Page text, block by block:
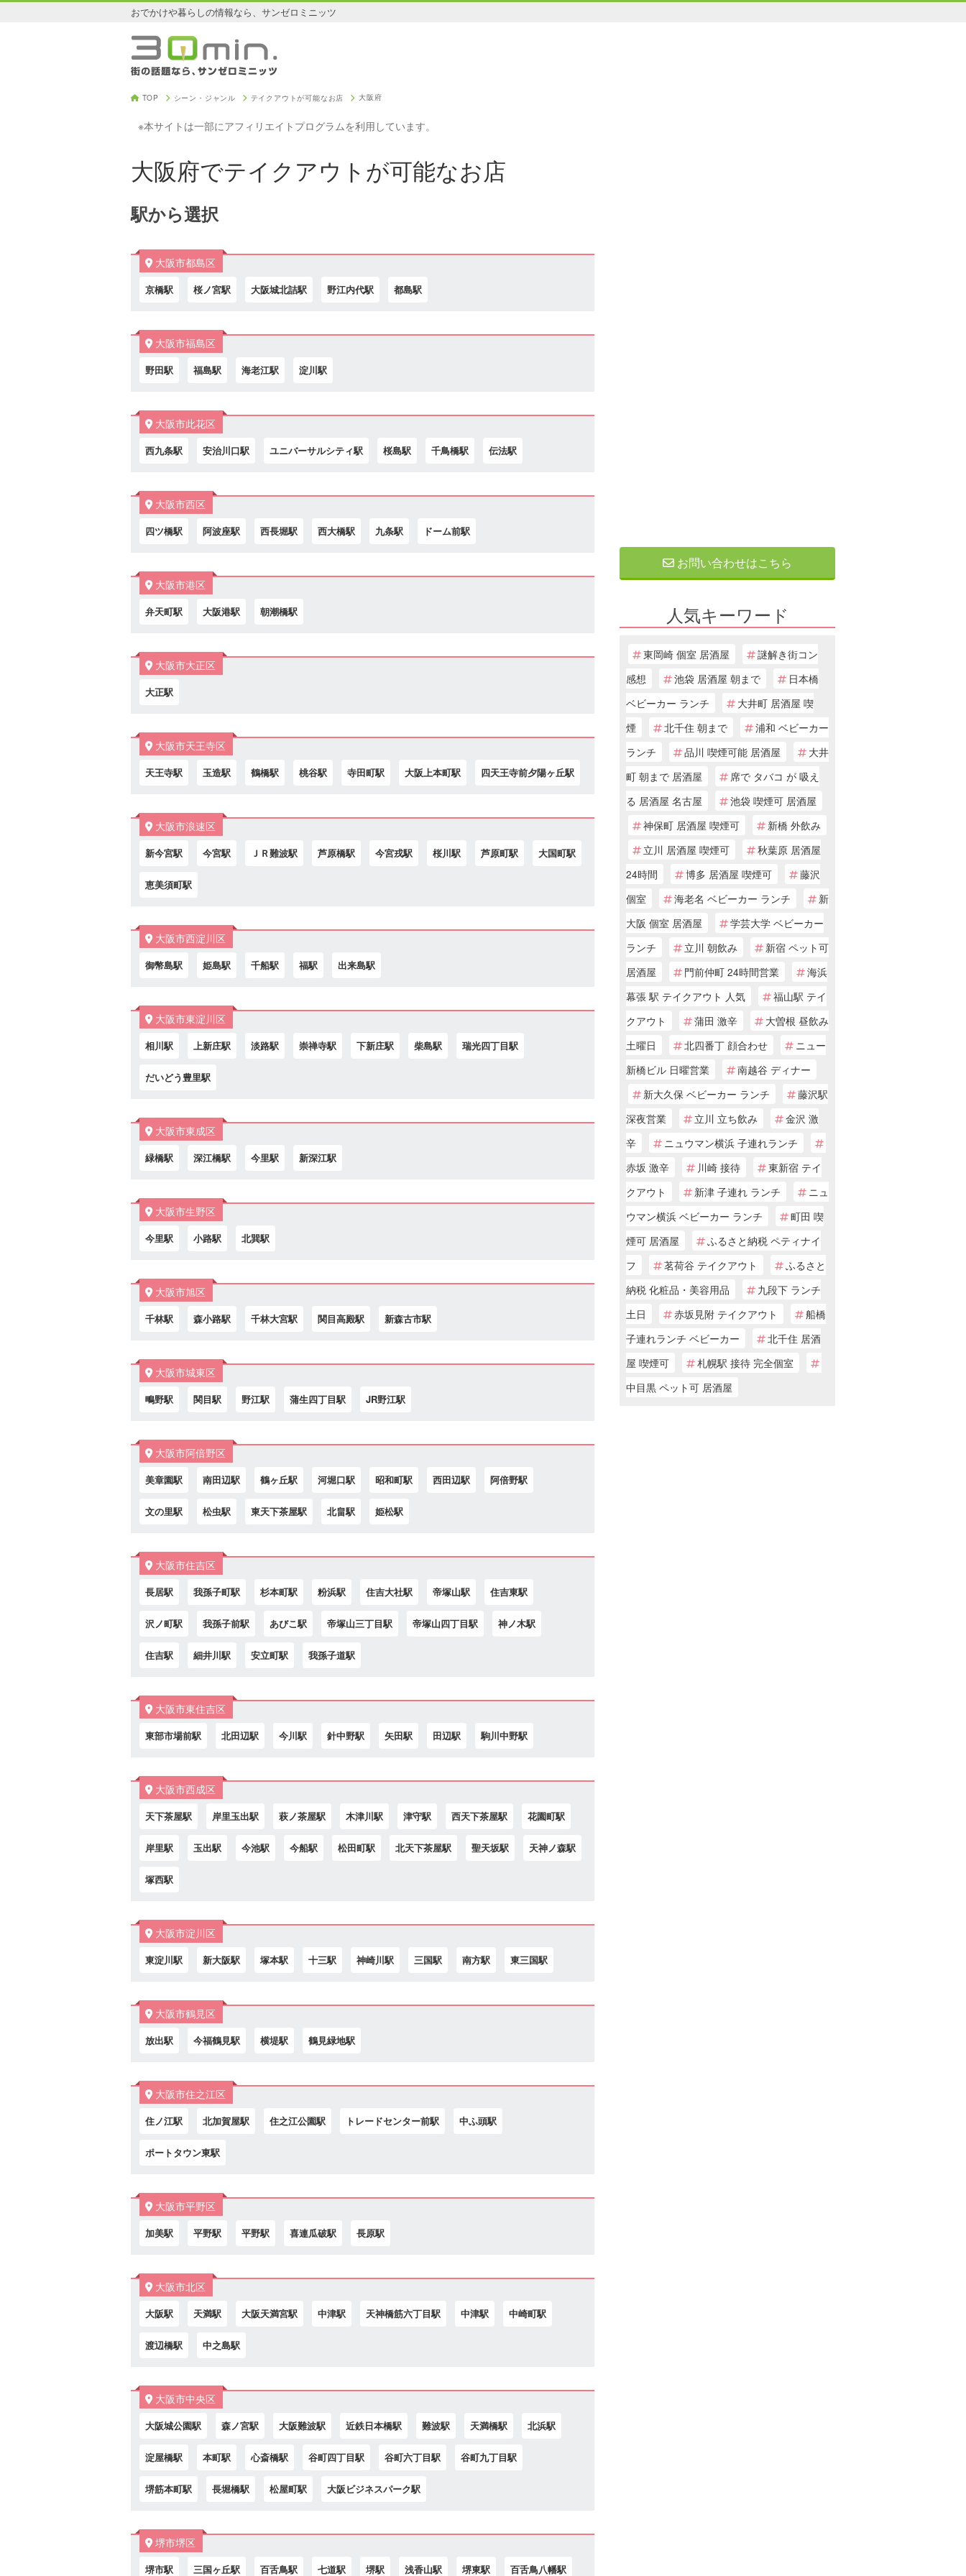
おでかけや暮らしの情報なら、サンゼロミニッツ
TOP シーン・ジャンル テイクアウトが可能なお店 大阪府
※本サイトは一部にアフィリエイトプログラムを利用しています。
大阪府でテイクアウトが可能なお店
駅から選択
大阪市都島区
京橋駅 桜ノ宮駅 大阪城北詰駅 野江内代駅 都島駅
大阪市福島区
野田駅 福島駅 海老江駅 淀川駅
大阪市此花区
西九条駅 安治川口駅 ユニバーサルシティ駅 桜島駅 千鳥橋駅 伝法駅
大阪市西区
四ツ橋駅 阿波座駅 西長堀駅 西大橋駅 九条駅 ドーム前駅
大阪市港区
弁天町駅 大阪港駅 朝潮橋駅
大阪市大正区
大正駅
大阪市天王寺区
天王寺駅 玉造駅 鶴橋駅 桃谷駅 寺田町駅 大阪上本町駅 四天王寺前夕陽ヶ丘駅
大阪市浪速区
新今宮駅 今宮駅 ＪＲ難波駅 芦原橋駅 今宮戎駅 桜川駅 芦原町駅 大国町駅
恵美須町駅
大阪市西淀川区
御幣島駅 姫島駅 千船駅 福駅 出来島駅
大阪市東淀川区
相川駅 上新庄駅 淡路駅 崇禅寺駅 下新庄駅 柴島駅 瑞光四丁目駅
だいどう豊里駅
大阪市東成区
緑橋駅 深江橋駅 今里駅 新深江駅
大阪市生野区
今里駅 小路駅 北巽駅
大阪市旭区
千林駅 森小路駅 千林大宮駅 関目高殿駅 新森古市駅
大阪市城東区
鴫野駅 関目駅 野江駅 蒲生四丁目駅 JR野江駅
大阪市阿倍野区
美章園駅 南田辺駅 鶴ヶ丘駅 河堀口駅 昭和町駅 西田辺駅 阿倍野駅
文の里駅 松虫駅 東天下茶屋駅 北畠駅 姫松駅
大阪市住吉区
長居駅 我孫子町駅 杉本町駅 粉浜駅 住吉大社駅 帝塚山駅 住吉東駅
沢ノ町駅 我孫子前駅 あびこ駅 帝塚山三丁目駅 帝塚山四丁目駅 神ノ木駅
住吉駅 細井川駅 安立町駅 我孫子道駅
大阪市東住吉区
東部市場前駅 北田辺駅 今川駅 針中野駅 矢田駅 田辺駅 駒川中野駅
大阪市西成区
天下茶屋駅 岸里玉出駅 萩ノ茶屋駅 木津川駅 津守駅 西天下茶屋駅 花園町駅
岸里駅 玉出駅 今池駅 今船駅 松田町駅 北天下茶屋駅 聖天坂駅 天神ノ森駅
塚西駅
大阪市淀川区
東淀川駅 新大阪駅 塚本駅 十三駅 神崎川駅 三国駅 南方駅 東三国駅
大阪市鶴見区
放出駅 今福鶴見駅 横堤駅 鶴見緑地駅
大阪市住之江区
住ノ江駅 北加賀屋駅 住之江公園駅 トレードセンター前駅 中ふ頭駅
ポートタウン東駅
大阪市平野区
加美駅 平野駅 平野駅 喜連瓜破駅 長原駅
大阪市北区
大阪駅 天満駅 大阪天満宮駅 中津駅 天神橋筋六丁目駅 中津駅 中崎町駅
渡辺橋駅 中之島駅
大阪市中央区
大阪城公園駅 森ノ宮駅 大阪難波駅 近鉄日本橋駅 難波駅 天満橋駅 北浜駅
淀屋橋駅 本町駅 心斎橋駅 谷町四丁目駅 谷町六丁目駅 谷町九丁目駅
堺筋本町駅 長堀橋駅 松屋町駅 大阪ビジネスパーク駅
堺市堺区
堺市駅 三国ヶ丘駅 百舌鳥駅 七道駅 堺駅 浅香山駅 堺東駅 百舌鳥八幡駅
お問い合わせはこちら
人気キーワード
東岡崎 個室 居酒屋
謎解き街コン
感想
池袋 居酒屋 朝まで
日本橋
ベビーカー ランチ
大井町 居酒屋 喫
煙
北千住 朝まで
浦和 ベビーカー
ランチ
品川 喫煙可能 居酒屋
大井
町 朝まで 居酒屋
席で タバコ が 吸え
る 居酒屋 名古屋
池袋 喫煙可 居酒屋
神保町 居酒屋 喫煙可
新橋 外飲み
立川 居酒屋 喫煙可
秋葉原 居酒屋
24時間
博多 居酒屋 喫煙可
藤沢
個室
海老名 ベビーカー ランチ
新
大阪 個室 居酒屋
学芸大学 ベビーカー
ランチ
立川 朝飲み
新宿 ペット可
居酒屋
門前仲町 24時間営業
海浜
幕張 駅 テイクアウト 人気
福山駅 テイ
クアウト
蒲田 激辛
大曽根 昼飲み
土曜日
北四番丁 顔合わせ
ニュー
新橋ビル 日曜営業
南越谷 ディナー
新大久保 ベビーカー ランチ
藤沢駅
深夜営業
立川 立ち飲み
金沢 激
辛
ニュウマン横浜 子連れランチ
赤坂 激辛
川崎 接待
東新宿 テイ
クアウト
新津 子連れ ランチ
ニュ
ウマン横浜 ベビーカー ランチ
町田 喫
煙可 居酒屋
ふるさと納税 ペティナイ
フ
茗荷谷 テイクアウト
ふるさと
納税 化粧品・美容用品
九段下 ランチ
土日
赤坂見附 テイクアウト
船橋
子連れランチ ベビーカー
北千住 居酒
屋 喫煙可
札幌駅 接待 完全個室
中目黒 ペット可 居酒屋